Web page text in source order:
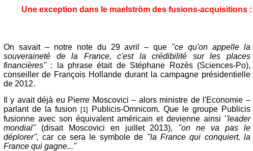
Une exception dans le maelström des fusions-acquisitions :
On savait – notre note du 29 avril – que ''ce qu'on appelle la
souveraineté de la France, c'est la crédibilité sur les places
financières'' : la phrase était de Stéphane Rozès (Sciences-Po),
conseiller de François Hollande durant la campagne présidentielle
de 2012.
Il y avait déjà eu Pierre Moscovici – alors ministre de l'Economie –
parlant de la fusion
[1]
Publicis-Omnicom. Que le groupe Publicis
fusionne avec son équivalent américain et devienne ainsi ''leader
mondial''(disait Moscovici en juillet 2013), ''on ne va pas le
déplorer'',car ce sera le symbole de ''la France qui conquiert, la
France qui gagne...''